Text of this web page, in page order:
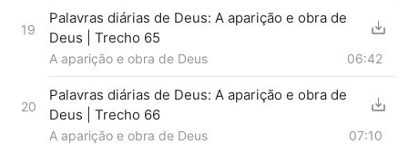
19
Palavras diárias de Deus: A aparição e obra de
Deus | Trecho 65
A aparição e obra de Deus 06:42
20
Palavras diárias de Deus: A aparição e obra de
Deus | Trecho 66
A aparição e obra de Deus 07:10